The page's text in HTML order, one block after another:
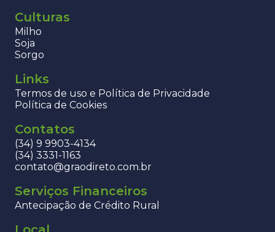
Culturas
Milho
Soja
Sorgo
Links
Termos de uso e Política de Privacidade
Política de Cookies
Contatos
(34) 9 9903-4134
(34) 3331-1163
contato@graodireto.com.br
Serviços Financeiros
Antecipação de Crédito Rural